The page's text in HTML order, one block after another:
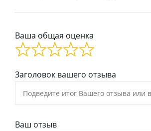
Ваша общая оценка
Заголовок вашего отзыва
Ваш отзыв